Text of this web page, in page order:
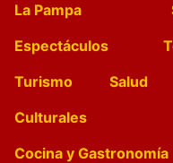
La Pampa
Espectáculos
Turismo
Salud
Culturales
Cocina y Gastronomía